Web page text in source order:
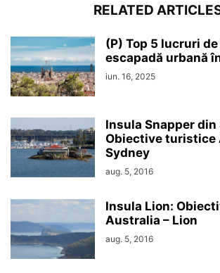
RELATED
(P) Top 5 lucruri
escapadă urbană
iun. 16, 2025
Insula Snapper din
Obiective turistice
Sydney
aug. 5, 2016
Insula Lion:
Australia – Lion
aug. 5, 2016